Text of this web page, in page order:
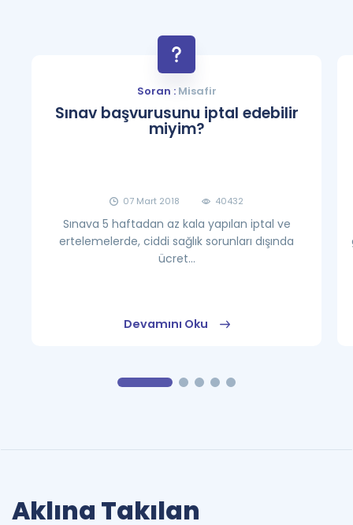
Soran :Misafir
Sınav başvurusunu iptal edebilir
miyim?
07 Mart 2018 40432
Sınava 5 haftadan az kala yapılan iptal ve
ertelemelerde, ciddi sağlık sorunları dışında
ücret...
Devamını Oku
Aklına Takılan